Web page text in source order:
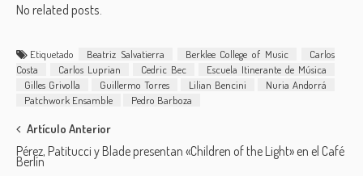
No related posts.
Etiquetado Beatriz Salvatierra Berklee College of Music
Carlos
Costa
Carlos Luprian Cedric Bec
Escuela Itinerante de Música
Gilles Grivolla
Guillermo Torres Lilian Bencini
Nuria Andorrá
Patchwork Ensamble
Pedro Barboza
Post
navigation
Artículo Anterior
Pérez, Patitucci y Blade presentan «Children of the Light» en el Café
Berlín